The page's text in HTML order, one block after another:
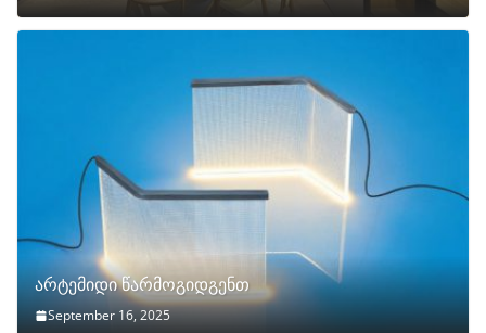
არტემიდი წარმოგიდგენთ
September 16, 2025